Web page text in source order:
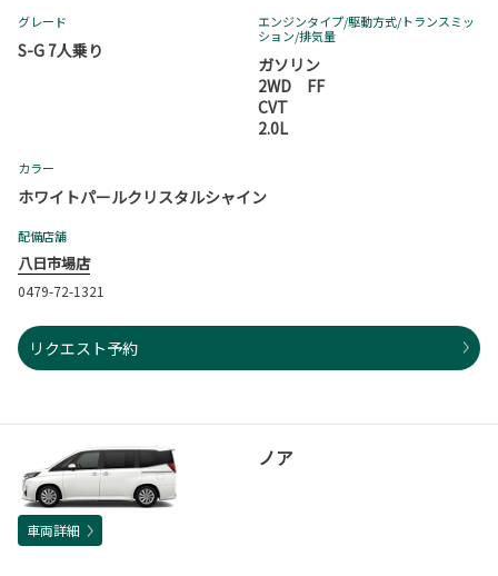
グレード
S-G 7人乗り
エンジンタイプ/駆動方式/トランスミッ
ション/排気量
ガソリン
2WD FF
CVT
2.0L
カラー
ホワイトパールクリスタルシャイン
配備店舗
八日市場店
0479-72-1321
リクエスト予約
ノア
車両詳細